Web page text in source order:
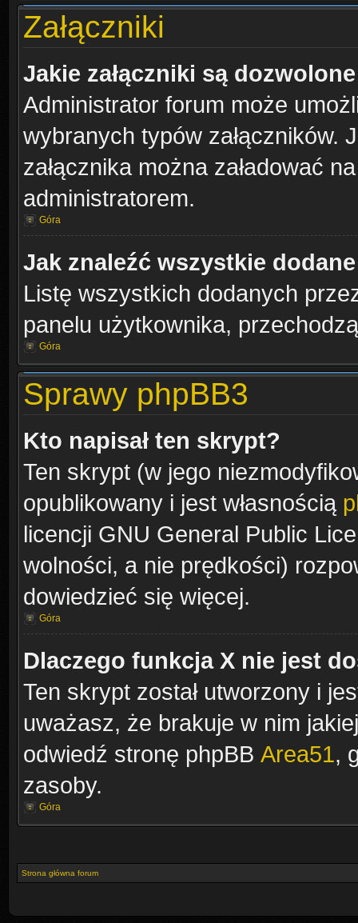
Załączniki
Jakie załączniki są
Administrator forum może
wybranych typów załączników.
załącznika można załadować
administratorem.
Góra
Jak znaleźć wszystkie
Listę wszystkich dodanych
panelu użytkownika,
Góra
Sprawy phpBB3
Kto napisał ten skrypt?
Ten skrypt (w jego
opublikowany i jest własnością
licencji GNU General Public
wolności, a nie prędkości)
dowiedzieć się więcej.
Góra
Dlaczego funkcja X nie jest
Ten skrypt został utworzony i
uważasz, że brakuje w nim
odwiedź stronę phpBB Area51,
zasoby.
Góra
Strona główna forum